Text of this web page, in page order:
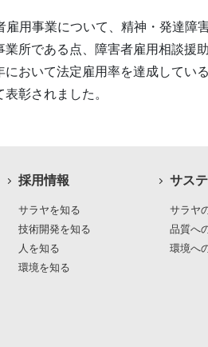
用事業について、精神・発達障
所である点、障害者雇用相談援
おいて法定雇用率を達成してい
彰されました。
採用情報
サラヤを知る
技術開発を知る
人を知る
環境を知る
サス
サラヤ
品質へ
環境へ